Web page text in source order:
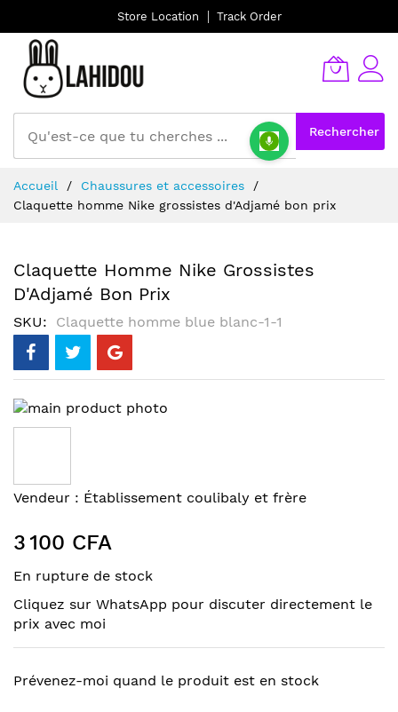
Store Location Track Order
Rechercher
au
contenu
Accueil
Chaussures et accessoires
Claquette homme Nike grossistes d'Adjamé bon prix
Claquette Homme Nike Grossistes
D'Adjamé Bon Prix
SKU Claquette homme blue blanc-1-1
Skip
to
of
the
gallery
Skip
the
beginning
of
images
gallery
Vendeur : Établissement coulibaly et frère
3 100 CFA
En rupture de stock
Cliquez sur WhatsApp pour discuter directement le
prix avec moi
Prévenez-moi quand le produit est en stock